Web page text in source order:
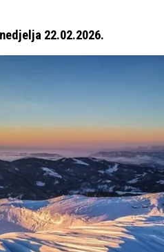
22.02.2026.